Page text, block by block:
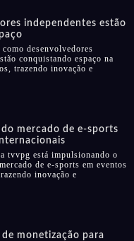
independentes estão
desenvolvedores
conquistando espaço na
trazendo inovação e
mercado de e-sports
tvvpg está impulsionando o
de e-sports em eventos
inovação e
monetização para